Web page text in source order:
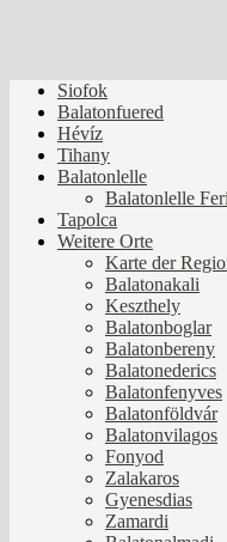
Siofok
Balatonfuered
Hévíz
Tihany
Balatonlelle
Balatonlelle
Tapolca
Weitere Orte
Karte der
Balatonakali
Keszthely
Balatonboglar
Balatonbereny
Balatonederics
Balatonfenyves
Balatonföldvár
Balatonvilagos
Fonyod
Zalakaros
Gyenesdias
Zamardi